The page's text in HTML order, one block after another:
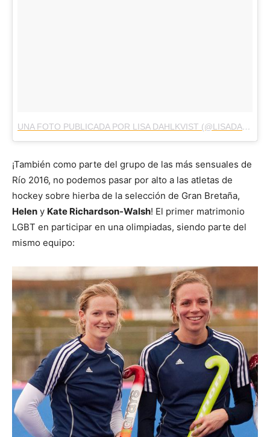
UNA FOTO PUBLICADA POR LISA DAHLKVIST (@LISADAHLKVIST)
¡También como parte del grupo de las más sensuales de
Río 2016, no podemos pasar por alto a las atletas de
hockey sobre hierba de la selección de Gran Bretaña,
Helen y Kate Richardson-Walsh! El primer matrimonio
LGBT en participar en una olimpiadas, siendo parte del
mismo equipo: